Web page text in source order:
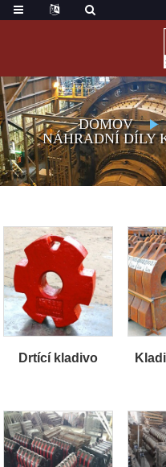
DOMOV
NÁHRADNÍ DÍLY
Drtící kladivo